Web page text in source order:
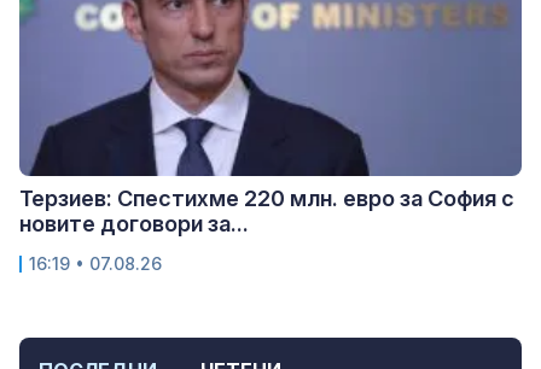
Терзиев: Спестихме 220 млн. евро за София с
новите договори за...
16:19 • 07.08.26